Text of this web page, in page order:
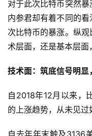
对于此次比特币突然
内参君却有着不同的
次比特币的暴涨。纵
术层面，还是基本层面
技术面： 筑底信号明显
自2018年12月以来，
的上涨趋势，从未见过